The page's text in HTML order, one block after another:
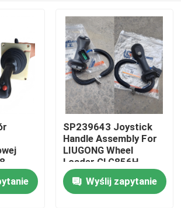
SP239643 Joystick
Handle Assembly For
LIUGONG Wheel
Loader CLG856H
Excavator CLG920D、
CLG922D、CLG925D
CLG933E、CLG936D、
Wyślij zapytanie